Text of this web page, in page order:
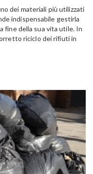
dei materiali più utilizzati
indispensabile gestirla
fine della sua vita utile. In
riciclo dei rifiuti in